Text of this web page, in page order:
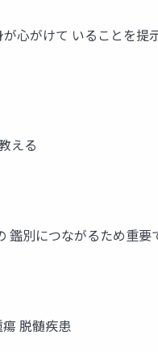
心がけて いることを提
える
別につながるため重要
脱髄疾患